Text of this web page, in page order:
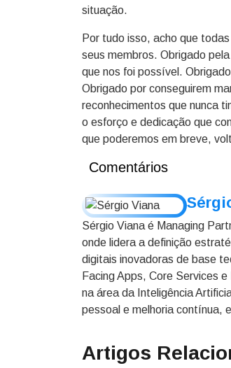
situação.
Por tudo isso, acho que
seus membros. Obrigado
que nos foi possível.
Obrigado por conseguirem
reconhecimentos que nunca
o esforço e dedicação que
que poderemos em breve,
Comentários
Sérgio Viana é Managing
onde lidera a definição
digitais inovadoras de base
Facing Apps, Core Services
na área da Inteligência
pessoal e melhoria contínua,
Artigos